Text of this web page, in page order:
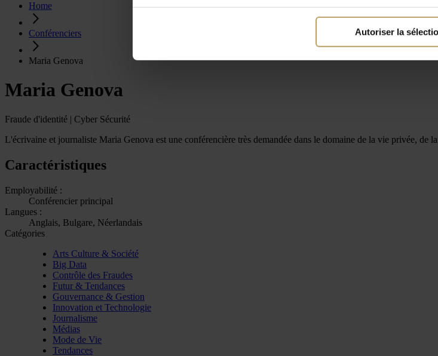
Autoriser la
Home
Conférenciers
Maria Genova
Maria Genova
Fraude d'identité | Cyber Sécurité
L'écrivaine et journaliste Maria Genova est une conférencière très demandée dans le domaine de la vie privée, de
Caractéristiques
Employabilité :
Conférencier principal
Langues :
Anglais, Bulgare, Néerlandais
Catégories
Arts Culture & Société
Big Data
Contrôle des Fraudes
Futur & Tendances
Gouvernance & Gestion
Innovation et Technologie
Journalisme
Médias
Mode de Vie
Tendances